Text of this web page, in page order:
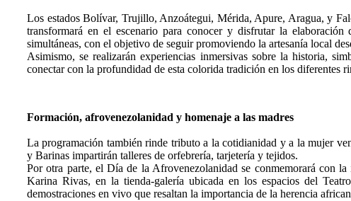
Los estados Bolívar, Trujillo, Anzoátegui, Mérida, Apure, Aragua, y
transformará en el escenario para conocer y disfrutar la
simultáneas, con el objetivo de seguir promoviendo la artesanía local
Asimismo, se realizarán experiencias inmersivas sobre la historia,
conectar con la profundidad de esta colorida tradición en los diferentes
Formación, afrovenezolanidad y homenaje a las madres
La programación también rinde tributo a la cotidianidad y a la mujer
y Barinas impartirán talleres de orfebrería, tarjetería y tejidos.
Por otra parte, el Día de la Afrovenezolanidad se conmemorará con
Karina Rivas, en la tienda-galería ubicada en los espacios del
demostraciones en vivo que resaltan la importancia de la herencia